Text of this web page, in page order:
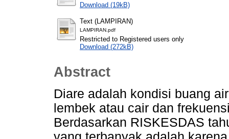
Download (19kB)
Text (LAMPIRAN)
LAMPIRAN.pdf
Restricted to Registered users only
Download (272kB)
Abstract
Diare adalah kondisi buang
lembek atau cair dan
Berdasarkan RISKESDAS